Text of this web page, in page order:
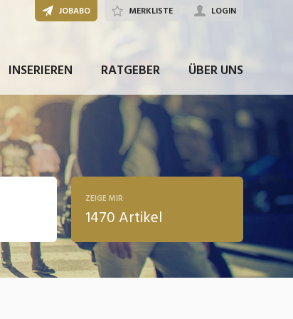
INSERIEREN RATGEBER ÜBER UNS
JOBABO MERKLISTE LOGIN
ZEIGE MIR
1470 Artikel